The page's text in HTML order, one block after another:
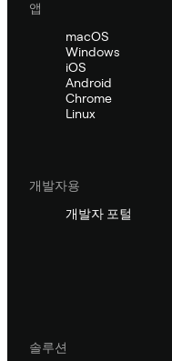
앱
macOS
Windows
iOS
Android
Chrome
Linux
개발자용
개발자 포털
솔루션